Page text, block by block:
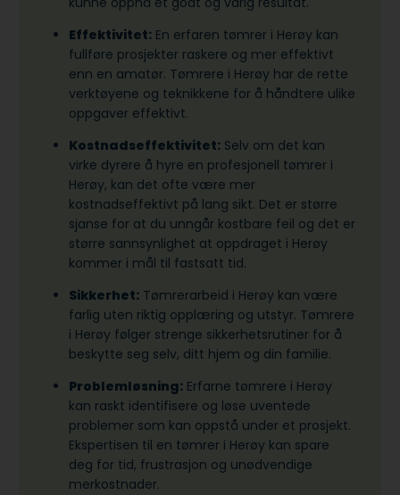
Effektivitet: En erfaren tømrer i Herøy kan
fullføre prosjekter raskere og mer effektivt
enn en amatør. Tømrere i Herøy har de rette
verktøyene og teknikkene for å håndtere ulike
oppgaver effektivt.
Kostnadseffektivitet: Selv om det kan
virke dyrere å hyre en profesjonell tømrer i
Herøy, kan det ofte være mer
kostnadseffektivt på lang sikt. Det er større
sjanse for at du unngår kostbare feil og det er
større sannsynlighet at oppdraget i Herøy
kommer i mål til fastsatt tid.
Sikkerhet: Tømrerarbeid i Herøy kan være
farlig uten riktig opplæring og utstyr. Tømrere
i Herøy følger strenge sikkerhetsrutiner for å
beskytte seg selv, ditt hjem og din familie.
Problemløsning: Erfarne tømrere i Herøy
kan raskt identifisere og løse uventede
problemer som kan oppstå under et prosjekt.
Ekspertisen til en tømrer i Herøy kan spare
deg for tid, frustrasjon og unødvendige
merkostnader.